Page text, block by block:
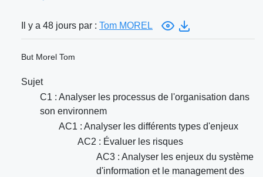
Il y a 48 jours par : Tom MOREL
But Morel Tom
Sujet
C1 : Analyser les processus de l'organisation dans
son environnem
AC1 : Analyser les différents types d'enjeux
AC2 : Évaluer les risques
AC3 : Analyser les enjeux du système
d'information et le management des